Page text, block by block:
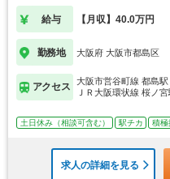
集◎
給与 【月収】40.0万円
勤務地 大阪府 大阪市都島区
アクセス
大阪市営谷町線 都島駅
ＪＲ大阪環状線 桜ノ宮
土日休み（相談可含む） 駅チカ 積極
求人の詳細を見る